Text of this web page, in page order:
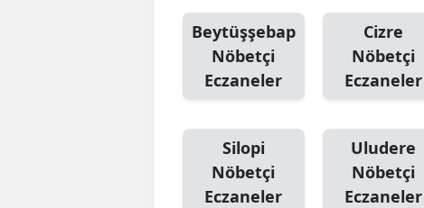
Beytüşşebap
Nöbetçi
Eczaneler
Cizre
Nöbetçi
Eczaneler
Silopi
Nöbetçi
Eczaneler
Uludere
Nöbetçi
Eczaneler